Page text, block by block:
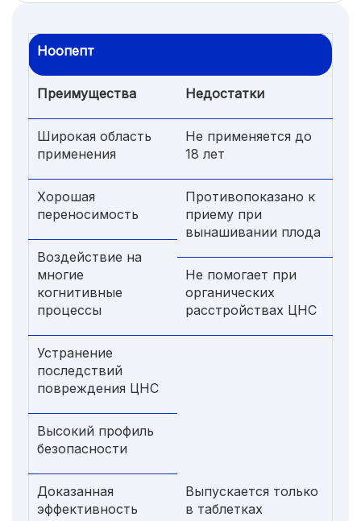
Ноопепт
Преимущества Недостатки
Широкая область
применения
Не применяется до
18 лет
Хорошая
переносимость
Противопоказано к
приему при
вынашивании плода
Воздействие на
многие
когнитивные
процессы
Не помогает при
органических
расстройствах ЦНС
Устранение
последствий
повреждения ЦНС
Выпускается только
в таблетках
Высокий профиль
безопасности
Доказанная
эффективность